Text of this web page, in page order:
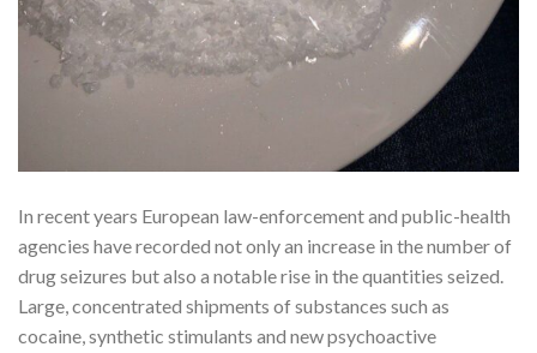
In recent years European law-enforcement and public-health
agencies have recorded not only an increase in the number of
drug seizures but also a notable rise in the quantities seized.
Large, concentrated shipments of substances such as
cocaine, synthetic stimulants and new psychoactive